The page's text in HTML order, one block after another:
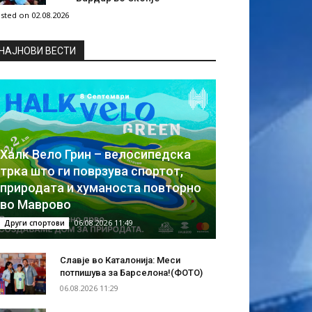
on 02.08.2026
ВЕСТИ
Халк Вело Грин – велосипедска
трка што ги поврзува спортот,
природата и хуманоста повторно
во Маврово
Други спортови 06.08.2026 11:49
Славје во Каталонија: Меси
потпишува за Барселона!(ФОТО)
06.08.2026 11:29